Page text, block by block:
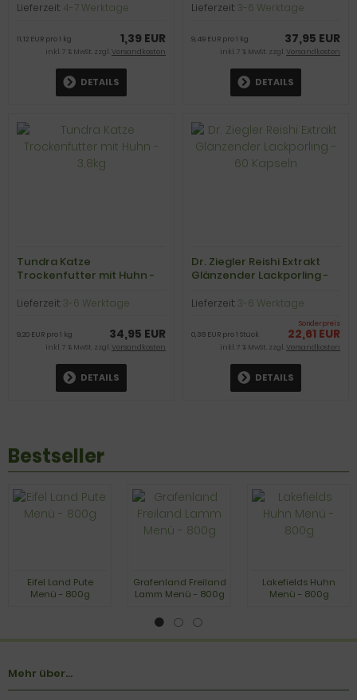
Lieferzeit: 4-7 Werktage
1,39 EUR
11,12 EUR pro 1 kg
inkl. 7 % MwSt. zzgl.Versandkosten
DETAILS
Lieferzeit: 3-6 Werktage
37,95 EUR
9,49 EUR pro 1 kg
inkl. 7 % MwSt. zzgl.Versandkosten
DETAILS
Tundra Katze
Trockenfutter mit Huhn -
Lieferzeit: 3-6 Werktage
34,95 EUR
9,20 EUR pro 1 kg
inkl. 7 % MwSt. zzgl.Versandkosten
DETAILS
Dr. Ziegler Reishi Extrakt
Glänzender Lackporling -
Lieferzeit: 3-6 Werktage
Sonderpreis
22,61 EUR
0,38 EUR pro 1 Stück
inkl. 7 % MwSt. zzgl.Versandkosten
DETAILS
Bestseller
Eifel Land Pute
Menü - 800g
Grafenland Freiland
Lamm Menü - 800g
Lakefields Huhn
Menü - 800g
Mehr über...